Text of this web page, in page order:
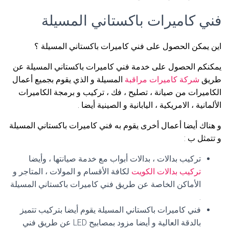
فني كاميرات باكستاني المسيلة
اين يمكن الحصول على فني كاميرات باكستاني المسيلة ؟
يمكنكم الحصول على خدمة فني كاميرات باكستاني المسيلة عن
طريق شركة كاميرات مراقبة المسيلة و الذي يقوم بجميع أعمال
الكاميرات من صيانة ، تصليح ، فك ، تركيب و برمجة الكاميرات
الألمانية ، الامريكية ، اليابانية و الصينية أيضا .
و هناك أيضا أعمال أخرى يقوم به فني كاميرات باكستاني المسيلة
و تتمثل ب :
تركيب بدالات ، بدالات أبواب مع خدمة صيانتها ، وأيضا
تركيب بدالات الكويت لكافة الأقسام و المولات ، المتاجر و
الأماكن الخاصة عن طريق فني كاميرات باكستاني المسيلة
.
فني كاميرات باكستاني المسيلة يقوم أيضا بتركيب تتميز
بالدقة العالية و أيضا مزود بمصابيح LED عن طريق فني